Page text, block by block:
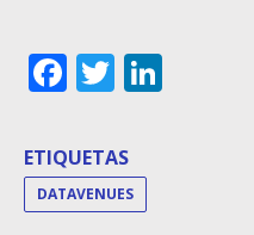
Facebook
Twitter
ETIQUETAS
DATAVENUES